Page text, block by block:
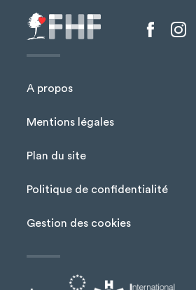
Menu Pied de page
A propos
Mentions légales
Plan du site
Politique de confidentialité
Gestion des cookies
Menu